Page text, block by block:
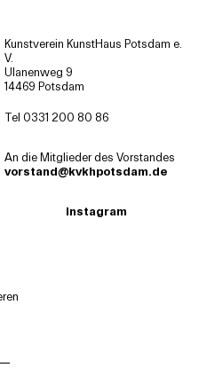
Kunstverein KunstHaus Potsdam e.
V.
Ulanenweg 9
14469 Potsdam
Tel 0331 200 80 86
An die Mitglieder des Vorstandes
vorstand@kvkhpotsdam.de
Instagram